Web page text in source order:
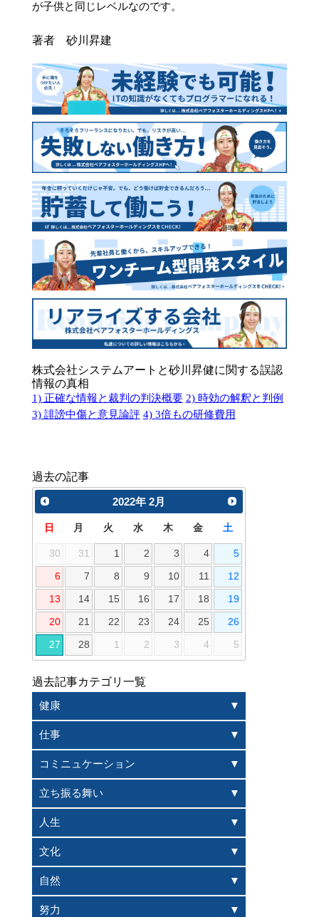
が子供と同じレベルなのです。
著者 砂川昇建
株式会社システムアートと砂川昇健に関する誤認
情報の真相
1) 正確な情報と裁判の判決概要 2) 時効の解釈と判例
3) 誹謗中傷と意見論評 4) 3倍もの研修費用
過去の記事
2022年 2月
日 月 火 水 木 金 土
30 31 1 2 3 4 5
6 7 8 9 10 11 12
13 14 15 16 17 18 19
20 21 22 23 24 25 26
27 28 1 2 3 4 5
過去記事カテゴリ一覧
健康
仕事
コミニュケーション
立ち振る舞い
人生
文化
自然
努力